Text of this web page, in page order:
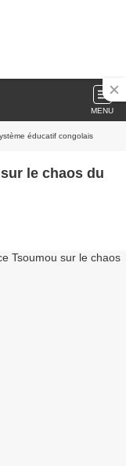
MENU
éducatif congolais
le chaos du